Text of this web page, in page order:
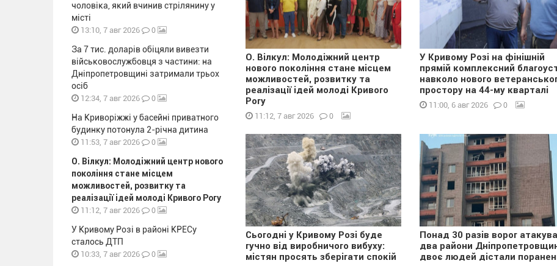
чоловіка, який вчинив стрілянину у
місті
13:10, 7 авг 2026 0
За 7 тис. доларів обіцяли вивезти
військовослужбовця з частини: на
Дніпропетровщині затримали трьох
осіб
12:34, 7 авг 2026 0
На Криворіжжі у басейні приватного
будинку потонула 2-річна дитина
11:53, 7 авг 2026 0
О. Вілкул: Молодіжний центр нового
покоління стане місцем
можливостей, розвитку та
реалізації ідей молоді Кривого Рогу
11:12, 7 авг 2026 0
У Кривому Розі в районі КРЕСу
сталось ДТП
10:33, 7 авг 2026 0
О. Вілкул: Молодіжний центр
нового покоління стане місцем
можливостей, розвитку та
реалізації ідей молоді Кривого
Рогу
11:12, 7 авг 2026 0
У Кривому Розі на фінішній
прямій комплексний
навколо нового
простору на 44-му кварталі
11:00, 6 авг 2026 0
Сьогодні у Кривому Розі буде
гучно від виробничого вибуху:
містян просять зберігати спокій
Понад 30 разів ворог
два райони
двоє людей дістали